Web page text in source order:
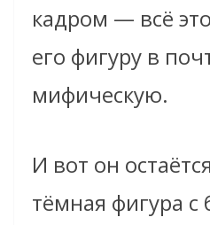
кадром — всё
его фигуру в
мифическую.
И вот он
тёмная фигура